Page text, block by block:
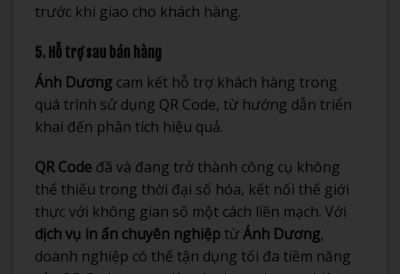
trước khi giao cho khách hàng.
5. Hỗ trợ sau bán hàng
Ánh Dương cam kết hỗ trợ khách hàng trong
quá trình sử dụng QR Code, từ hướng dẫn triển
khai đến phân tích hiệu quả.
QR Code đã và đang trở thành công cụ không
thể thiếu trong thời đại số hóa, kết nối thế giới
thực với không gian số một cách liền mạch. Với
dịch vụ in ấn chuyên nghiệp từÁnh Dương,
doanh nghiệp có thể tận dụng tối đa tiềm năng